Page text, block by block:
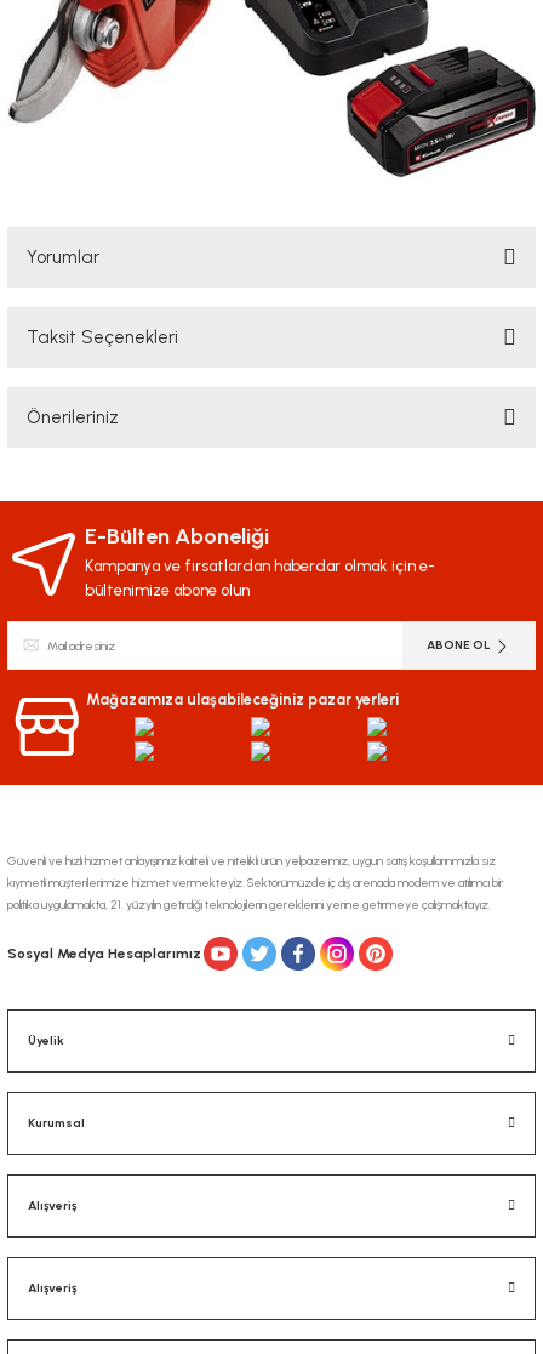
Yorumlar
Taksit Seçenekleri
Önerileriniz
iletebilirsiniz.
Görüş ve önerileriniz için teşekkür ederiz.
Ürün açıklamasında eksik bilgiler bulunuyor.
Ürün fiyatı diğer sitelerden daha pahalı.
Bu ürüne benzer farklı alternatifler olmalı.
Gönder
E-Bülten Aboneliği
Kampanya ve fırsatlardan haberdar olmak için e-
bültenimize abone olun
ABONE OL
Mağazamıza ulaşabileceğiniz pazar yerleri
Güvenli ve hızlı hizmet anlayışımız kaliteli ve nitelikli ürün yelpazemiz, uygun satış koşullarınmızla siz
kıymetli müşterilerimize hizmet vermekteyiz. Sektörümüzde iç dış arenada modern ve atılımcı bir
politika uygulamakta, 21. yüzyılın getirdiği teknolojilerin gereklerini yerine getirmeye çalışmaktayız.
Sosyal Medya Hesaplarımız
Üyelik
Kurumsal
Alışveriş
Alışveriş